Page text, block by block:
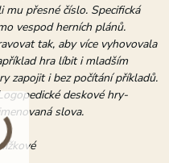
přesné číslo. Specifická
vespod herních plánů.
tak, aby více vyhovovala
hra líbit i mladším
zapojit i bez počítání příkladů.
deskové hry-
slova.